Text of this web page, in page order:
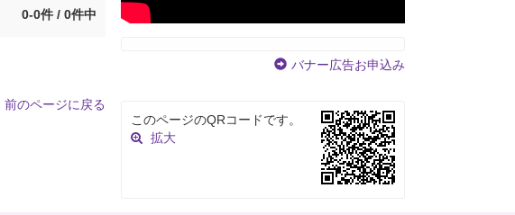
0-0件 / 0件中
前のページに戻る
バナー広告お申込み
このページのQRコードです。
拡大